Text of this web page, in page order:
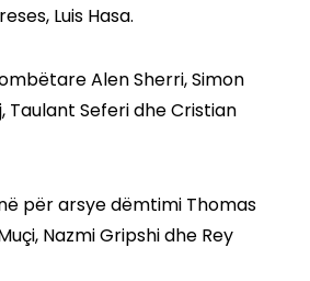
Luis Hasa.
Alen Sherri, Simon
Taulant Seferi dhe Cristian
për arsye dëmtimi Thomas
Nazmi Gripshi dhe Rey